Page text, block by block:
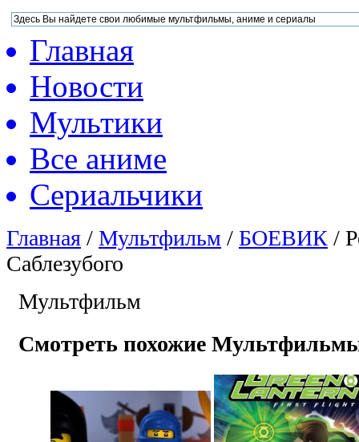
Главная
Новости
Мультики
Все аниме
Сериальчики
Главная / Мультфильм / БОЕВИК /
Саблезубого
Мультфильм
Смотреть похожие